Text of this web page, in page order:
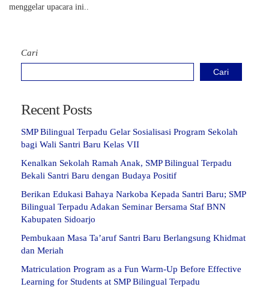
menggelar upacara ini..
Cari
Cari
Recent Posts
SMP Bilingual Terpadu Gelar Sosialisasi Program Sekolah
bagi Wali Santri Baru Kelas VII
Kenalkan Sekolah Ramah Anak, SMP Bilingual Terpadu
Bekali Santri Baru dengan Budaya Positif
Berikan Edukasi Bahaya Narkoba Kepada Santri Baru; SMP
Bilingual Terpadu Adakan Seminar Bersama Staf BNN
Kabupaten Sidoarjo
Pembukaan Masa Ta’aruf Santri Baru Berlangsung Khidmat
dan Meriah
Matriculation Program as a Fun Warm-Up Before Effective
Learning for Students at SMP Bilingual Terpadu